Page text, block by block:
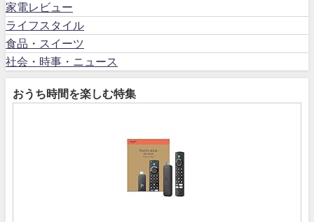
家電レビュー
ライフスタイル
食品・スイーツ
社会・時事・ニュース
おうち時間を楽しむ特集